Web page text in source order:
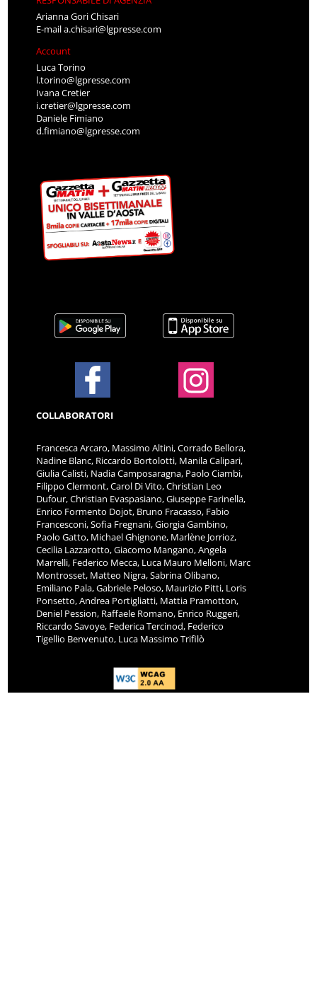
Arianna Gori Chisari
E-maila.chisari@lgpresse.com
Account
Luca Torino
l.torino@lgpresse.com
Ivana Cretier
i.cretier@lgpresse.com
Daniele Fimiano
d.fimiano@lgpresse.com
COLLABORATORI
Francesca Arcaro, Massimo Altini, Corrado Bellora,
Nadine Blanc, Riccardo Bortolotti, Manila Calipari,
Giulia Calisti, Nadia Camposaragna, Paolo Ciambi,
Filippo Clermont, Carol Di Vito, Christian Leo
Dufour, Christian Evaspasiano, Giuseppe Farinella,
Enrico Formento Dojot, Bruno Fracasso, Fabio
Francesconi, Sofia Fregnani, Giorgia Gambino,
Paolo Gatto, Michael Ghignone, Marlène Jorrioz,
Cecilia Lazzarotto, Giacomo Mangano, Angela
Marrelli, Federico Mecca, Luca Mauro Melloni, Marc
Montrosset, Matteo Nigra, Sabrina Olibano,
Emiliano Pala, Gabriele Peloso, Maurizio Pitti, Loris
Ponsetto, Andrea Portigliatti, Mattia Pramotton,
Deniel Pession, Raffaele Romano, Enrico Ruggeri,
Riccardo Savoye, Federica Tercinod, Federico
Tigellio Benvenuto, Luca Massimo Trifilò